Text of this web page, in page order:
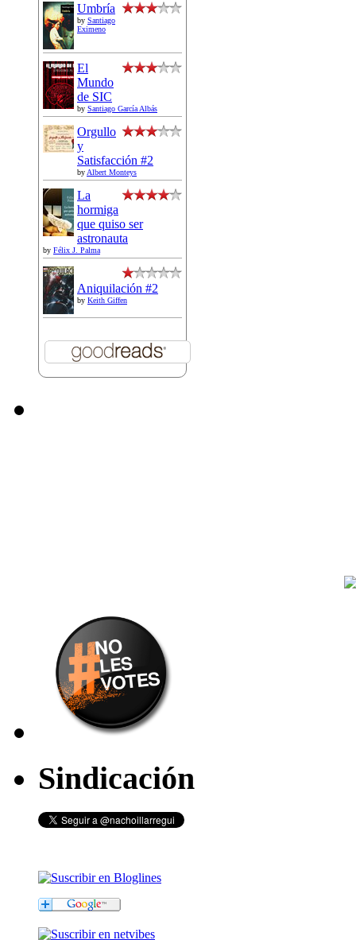
Umbría
by Santiago
Eximeno
El
Mundo
de SIC
by Santiago García Albás
Orgullo
y
Satisfacción #2
by Albert Monteys
La
hormiga
que quiso ser
astronauta
by Félix J. Palma
Aniquilación #2
by Keith Giffen
Sindicación